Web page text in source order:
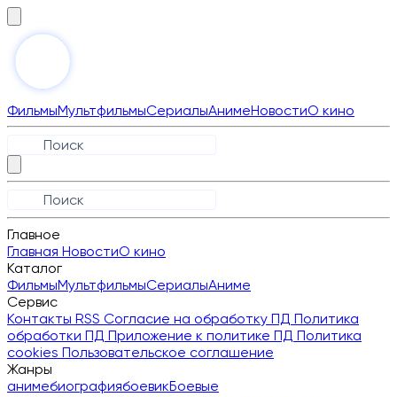
ФильмыМультфильмыСериалыАнимеНовостиО кино
Главное
Главная НовостиО кино
Каталог
ФильмыМультфильмыСериалыАниме
Сервис
Контакты RSS Согласие на обработку ПД Политика
обработки ПД Приложение к политике ПД Политика
cookies Пользовательское соглашение
Жанры
анимебиографиябоевикБоевые